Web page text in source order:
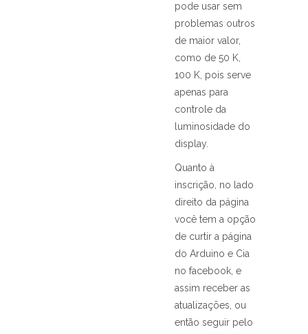
pode usar sem
problemas outros
de maior valor,
como de 50 K,
100 K, pois serve
apenas para
controle da
luminosidade do
display.
Quanto à
inscrição, no lado
direito da página
você tem a opção
de curtir a página
do Arduino e Cia
no facebook, e
assim receber as
atualizações, ou
então seguir pelo